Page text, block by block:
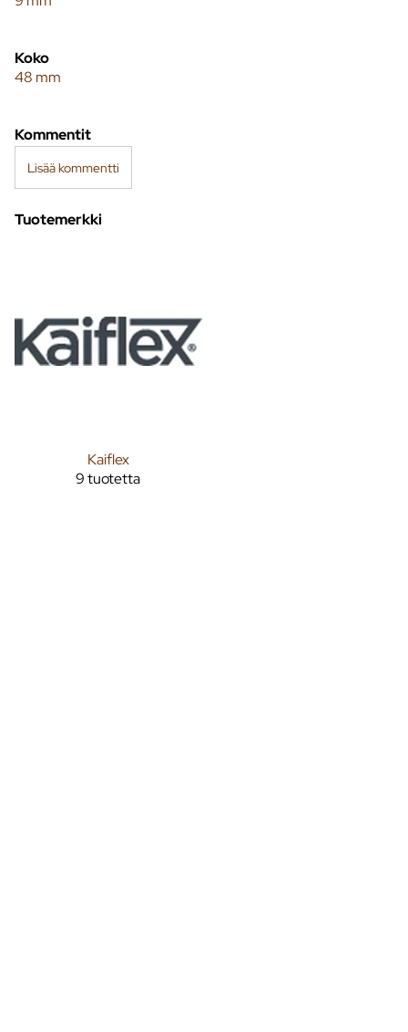
Koko
48 mm
Kommentit
Lisää kommentti
Tuotemerkki
Kaiflex
9 tuotetta